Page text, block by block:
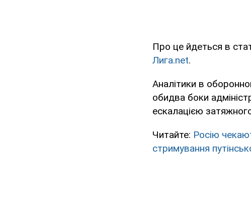
Про це йдеться в
Лига.net.
Аналітики в
обидва боки
ескалацією
Читайте: Росію
стримування